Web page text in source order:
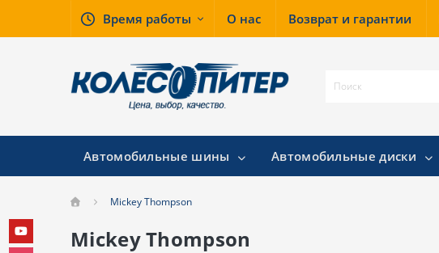
Время работы О нас Возврат и гарантии
Автомобильные шины Автомобильные диски
Mickey Thompson
Mickey Thompson